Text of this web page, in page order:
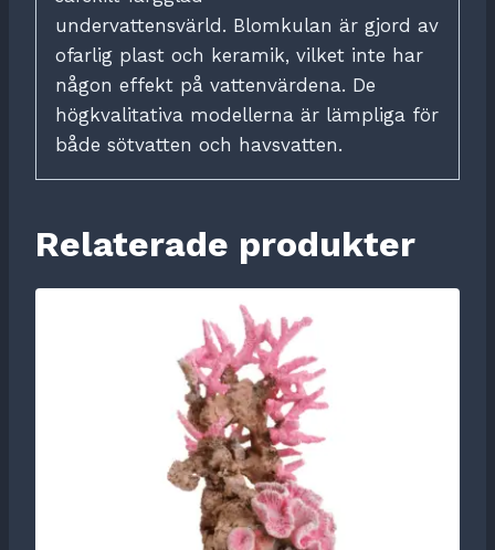
undervattensvärld. Blomkulan är gjord av
ofarlig plast och keramik, vilket inte har
någon effekt på vattenvärdena. De
högkvalitativa modellerna är lämpliga för
både sötvatten och havsvatten.
Relaterade produkter